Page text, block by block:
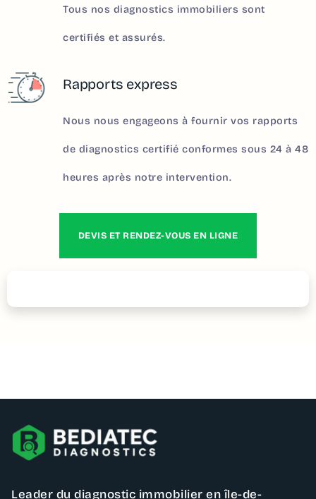
Tous nos diagnostics immobiliers sont
certifiés et assurés.
Rapports express
Nous nous engageons à fournir vos rapports
de diagnostics certifié conformes sous 24 à 48
heures après notre intervention.
DEVIS ET RENDEZ-VOUS EN LIGNE
Leader du diagnostic immobilier en île-de-